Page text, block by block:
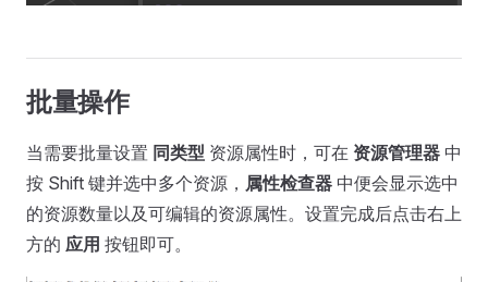
批量操作
当需要批量设置 同类型 资源属性时，可在 资源管理器 中
按 Shift 键并选中多个资源， 属性检查器 中便会显示选中
的资源数量以及可编辑的资源属性。设置完成后点击右上
方的 应用 按钮即可。